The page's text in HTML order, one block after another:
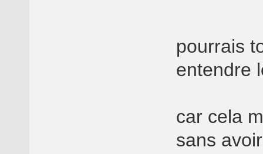
pourrais
entendre
car cela
sans